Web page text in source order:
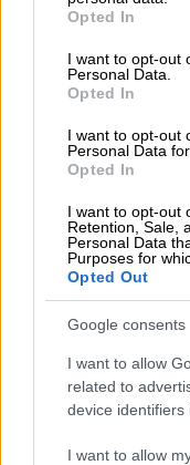
grant or deny
use your data for
consent section.
Opted In
I want to opt-out
Personal Data.
Opted In
I want to opt-out
Personal Data
Opted In
I want to opt-out
Retention, Sale,
Personal Data
Purposes for
Opted Out
Google consents
I want to allow
related to
device identifiers
I want to allow
θέση. Προφανώς
υπάρξουν
του Alpha.
εν συνεχεία σε
πρόσωπα